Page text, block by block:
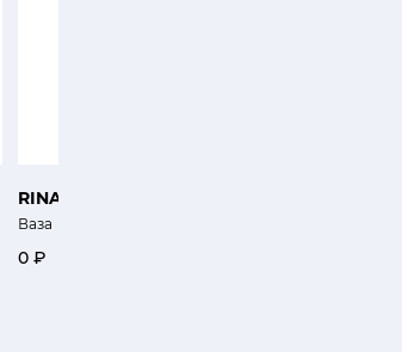
RINA MENARDI
Ваза
0 ₽